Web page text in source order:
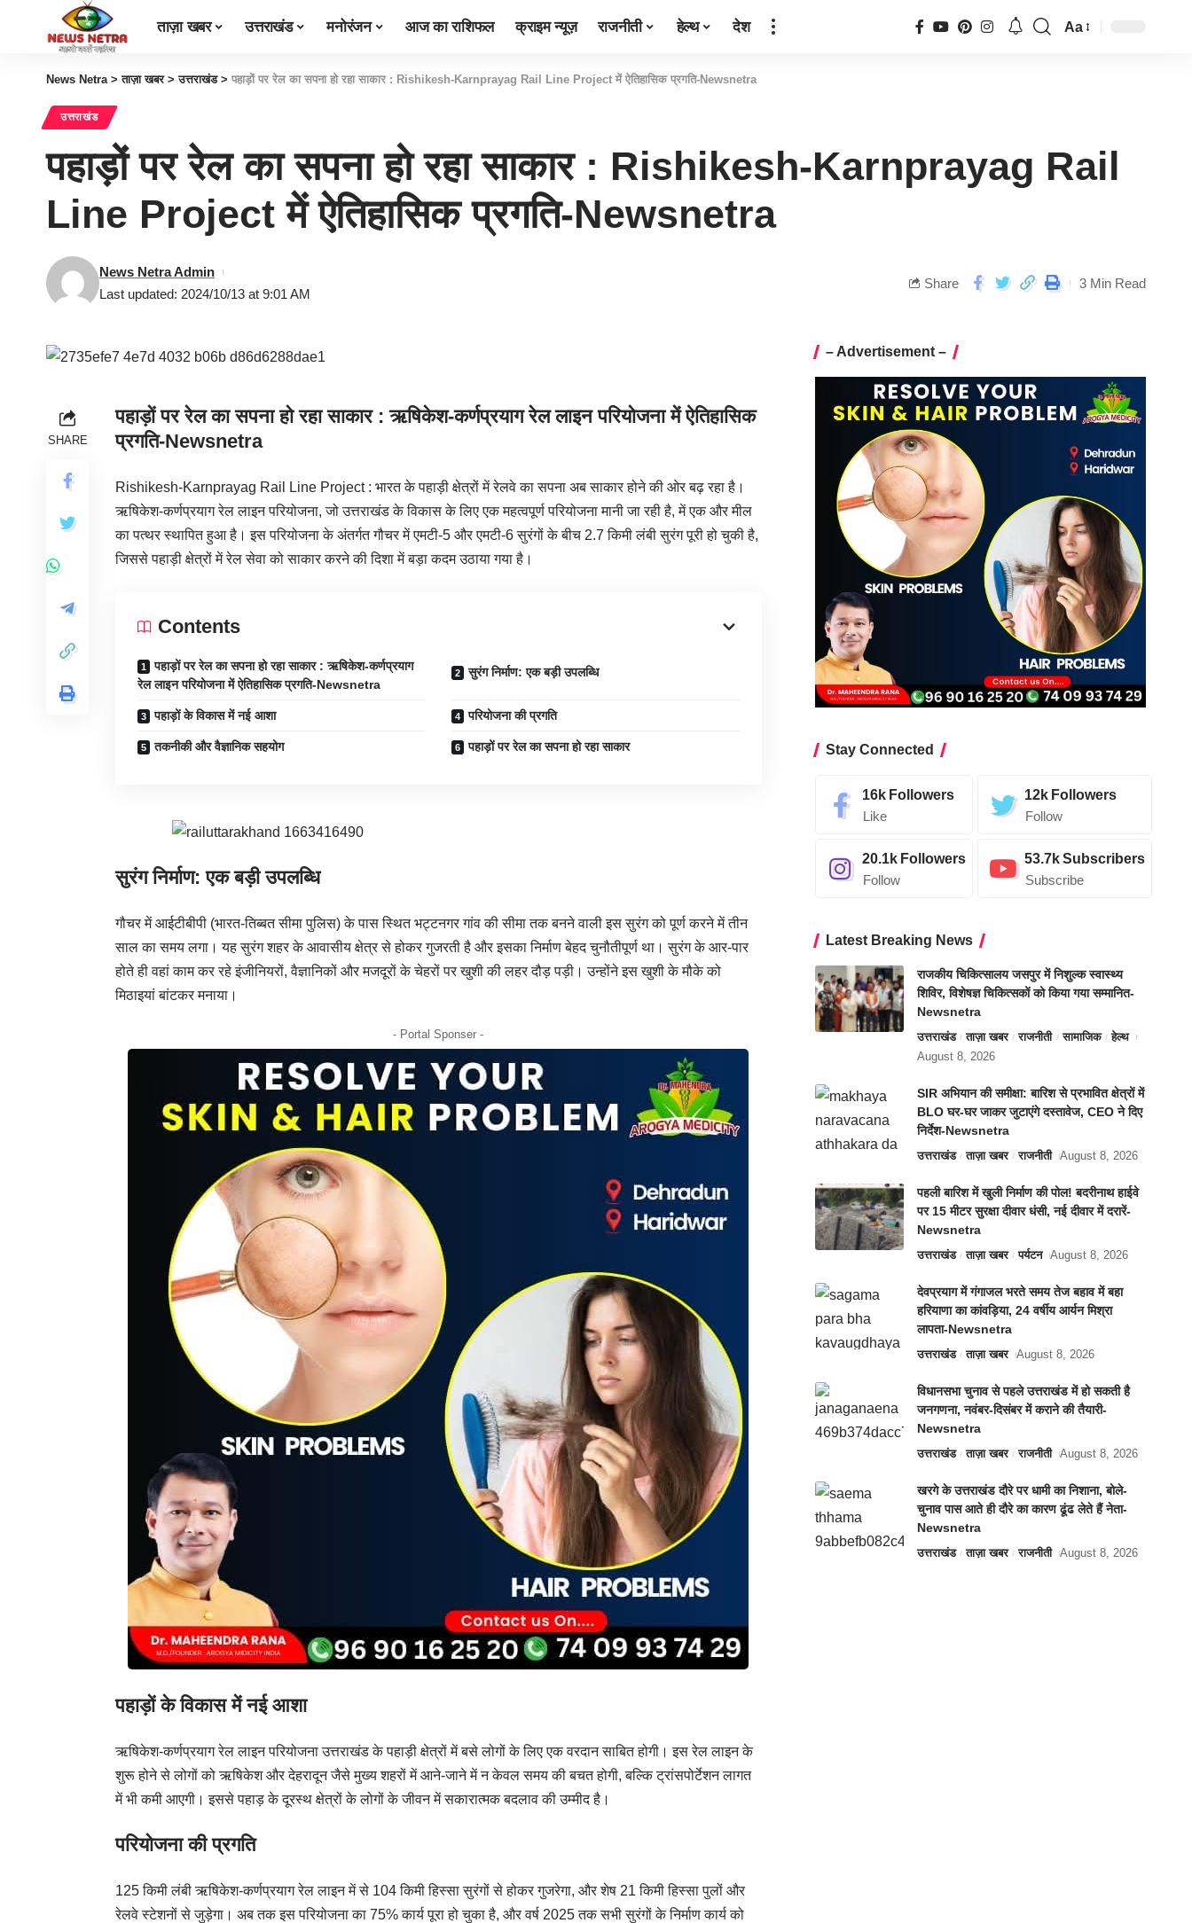
ताज़ा खबर उत्तराखंड मनोरंजन आज का राशिफल क्राइम न्यूज़ राजनीती हेल्थ देश Aa
News Netra>ताज़ा खबर>उत्तराखंड> पहाड़ों पर रेल का सपना हो रहा साकार : Rishikesh-Karnprayag Rail Line Project में ऐतिहासिक प्रगति-Newsnetra
उत्तराखंड
पहाड़ों पर रेल का सपना हो रहा साकार : Rishikesh-Karnprayag Rail
Line Project में ऐतिहासिक प्रगति-Newsnetra
Last updated: 2024/10/13 at 9:01 AM
News Netra Admin
Share 3 Min Read
SHARE
पहाड़ों पर रेल का सपना हो रहा साकार : ऋषिकेश-कर्णप्रयाग रेल लाइन परियोजना में ऐतिहासिक
प्रगति-Newsnetra
Rishikesh-Karnprayag Rail Line Project : भारत के पहाड़ी क्षेत्रों में रेलवे का सपना अब साकार होने की ओर बढ़ रहा है।
ऋषिकेश-कर्णप्रयाग रेल लाइन परियोजना, जो उत्तराखंड के विकास के लिए एक महत्वपूर्ण परियोजना मानी जा रही है, में एक और मील
का पत्थर स्थापित हुआ है। इस परियोजना के अंतर्गत गौचर में एमटी-5 और एमटी-6 सुरंगों के बीच 2.7 किमी लंबी सुरंग पूरी हो चुकी है,
जिससे पहाड़ी क्षेत्रों में रेल सेवा को साकार करने की दिशा में बड़ा कदम उठाया गया है।
Contents
पहाड़ों पर रेल का सपना हो रहा साकार : ऋषिकेश-कर्णप्रयाग
रेल लाइन परियोजना में ऐतिहासिक प्रगति-Newsnetra
सुरंग निर्माण: एक बड़ी उपलब्धि
पहाड़ों के विकास में नई आशा परियोजना की प्रगति
तकनीकी और वैज्ञानिक सहयोग पहाड़ों पर रेल का सपना हो रहा साकार
सुरंग निर्माण: एक बड़ी उपलब्धि
गौचर में आईटीबीपी (भारत-तिब्बत सीमा पुलिस) के पास स्थित भट्टनगर गांव की सीमा तक बनने वाली इस सुरंग को पूर्ण करने में तीन
साल का समय लगा। यह सुरंग शहर के आवासीय क्षेत्र से होकर गुजरती है और इसका निर्माण बेहद चुनौतीपूर्ण था। सुरंग के आर-पार
होते ही वहां काम कर रहे इंजीनियरों, वैज्ञानिकों और मजदूरों के चेहरों पर खुशी की लहर दौड़ पड़ी। उन्होंने इस खुशी के मौके को
मिठाइयां बांटकर मनाया।
- Portal Sponser -
पहाड़ों के विकास में नई आशा
ऋषिकेश-कर्णप्रयाग रेल लाइन परियोजना उत्तराखंड के पहाड़ी क्षेत्रों में बसे लोगों के लिए एक वरदान साबित होगी। इस रेल लाइन के
शुरू होने से लोगों को ऋषिकेश और देहरादून जैसे मुख्य शहरों में आने-जाने में न केवल समय की बचत होगी, बल्कि ट्रांसपोर्टेशन लागत
में भी कमी आएगी। इससे पहाड़ के दूरस्थ क्षेत्रों के लोगों के जीवन में सकारात्मक बदलाव की उम्मीद है।
परियोजना की प्रगति
125 किमी लंबी ऋषिकेश-कर्णप्रयाग रेल लाइन में से 104 किमी हिस्सा सुरंगों से होकर गुजरेगा, और शेष 21 किमी हिस्सा पुलों और
रेलवे स्टेशनों से जुड़ेगा। अब तक इस परियोजना का 75% कार्य पूरा हो चुका है, और वर्ष 2025 तक सभी सुरंगों के निर्माण कार्य को
– Advertisement –
Stay Connected
16k Followers
Like
12k Followers
Follow
20.1k Followers
Follow
53.7kSubscribers
Subscribe
Latest Breaking News
राजकीय चिकित्सालय जसपुर में निशुल्क स्वास्थ्य
शिविर, विशेषज्ञ चिकित्सकों को किया गया सम्मानित-
Newsnetra
उत्तराखंड ताज़ा खबर राजनीती सामाजिक
हेल्थ
August 8, 2026
SIR अभियान की समीक्षा: बारिश से प्रभावित क्षेत्रों में
BLO घर-घर जाकर जुटाएंगे दस्तावेज, CEO ने दिए
निर्देश-Newsnetra
उत्तराखंड ताज़ा खबर राजनीती August 8, 2026
पहली बारिश में खुली निर्माण की पोल! बदरीनाथ हाईवे
पर 15 मीटर सुरक्षा दीवार धंसी, नई दीवार में दरारें-
Newsnetra
उत्तराखंड ताज़ा खबर पर्यटन August 8, 2026
देवप्रयाग में गंगाजल भरते समय तेज बहाव में बहा
हरियाणा का कांवड़िया, 24 वर्षीय आर्यन मिश्रा
लापता-Newsnetra
उत्तराखंड ताज़ा खबर August 8, 2026
विधानसभा चुनाव से पहले उत्तराखंड में हो सकती है
जनगणना, नवंबर-दिसंबर में कराने की तैयारी-
Newsnetra
उत्तराखंड ताज़ा खबर राजनीती August 8, 2026
खरगे के उत्तराखंड दौरे पर धामी का निशाना, बोले-
चुनाव पास आते ही दौरे का कारण ढूंढ लेते हैं नेता-
Newsnetra
उत्तराखंड ताज़ा खबर राजनीती August 8, 2026